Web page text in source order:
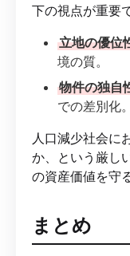
下の視点が重要
立地の優位
境の質。
物件の独自
での差別化。
人口減少社会に
か、という厳し
の資産価値を守
まとめ